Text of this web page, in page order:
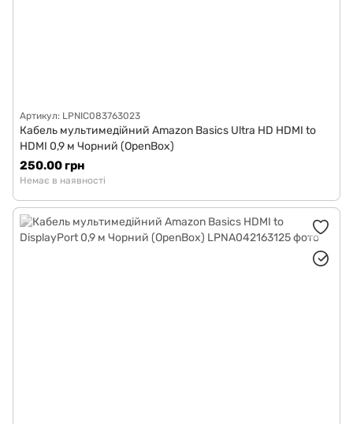
Артикул: LPNIC083763023
Кабель мультимедійний Amazon Basics Ultra HD HDMI to
HDMI 0,9 м Чорний (OpenBox)
250.00 грн
Немає в наявності